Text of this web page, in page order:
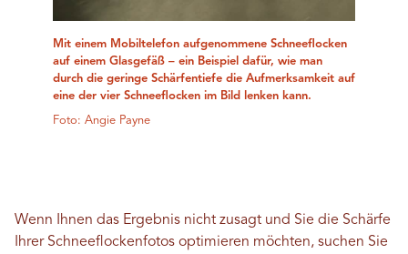
Mit einem Mobiltelefon aufgenommene Schneeflocken
auf einem Glasgefäß – ein Beispiel dafür, wie man
durch die geringe Schärfentiefe die Aufmerksamkeit auf
eine der vier Schneeflocken im Bild lenken kann.
Foto: Angie Payne
Wenn Ihnen das Ergebnis nicht zusagt und Sie die Schärfe
Ihrer Schneeflockenfotos optimieren möchten, suchen Sie